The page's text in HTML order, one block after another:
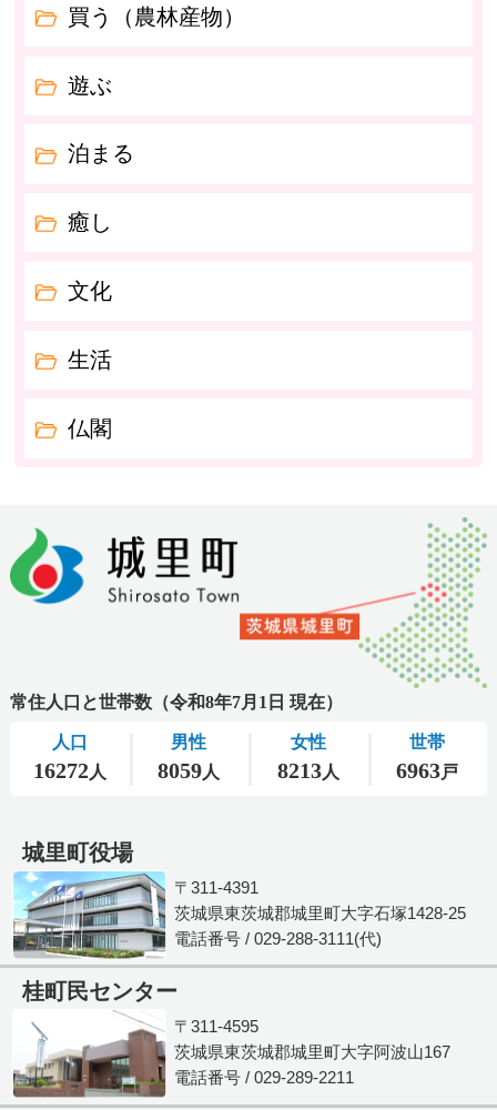
買う（農林産物）
遊ぶ
泊まる
癒し
文化
生活
仏閣
城里町役場
〒311-4391
茨城県東茨城郡城里町大字石塚1428-25
電話番号 / 029-288-3111(代)
桂町民センター
〒311-4595
茨城県東茨城郡城里町大字阿波山167
電話番号 / 029-289-2211